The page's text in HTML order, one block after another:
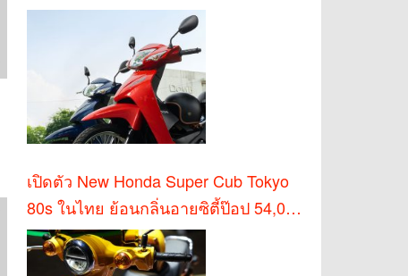
บาท
เปิดตัว New Honda Super Cub Tokyo
80s ในไทย ย้อนกลิ่นอายซิตี้ป๊อป 54,000
บาท